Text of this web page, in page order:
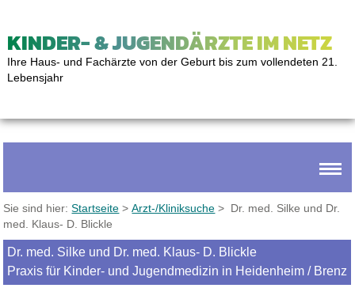
KINDER- & JUGENDÄRZTE IM NETZ
Ihre Haus- und Fachärzte von der Geburt bis zum vollendeten 21.
Lebensjahr
Sie sind hier:Startseite >Arzt-/Kliniksuche > Dr. med. Silke und Dr.
med. Klaus- D. Blickle
Dr. med. Silke und Dr. med. Klaus- D. Blickle
Praxis für Kinder- und Jugendmedizin in Heidenheim / Brenz